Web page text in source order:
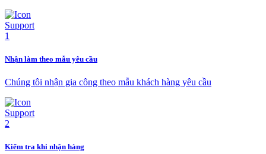
Nhận làm theo mẫu yêu cầu
Chúng tôi nhận gia công theo mẫu khách hàng yêu cầu
Kiểm tra khi nhận hàng